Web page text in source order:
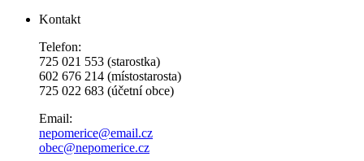
Kontakt
Telefon:
725 021 553 (starostka)
602 676 214 (místostarosta)
725 022 683 (účetní obce)
Email:
nepomerice@email.cz
obec@nepomerice.cz